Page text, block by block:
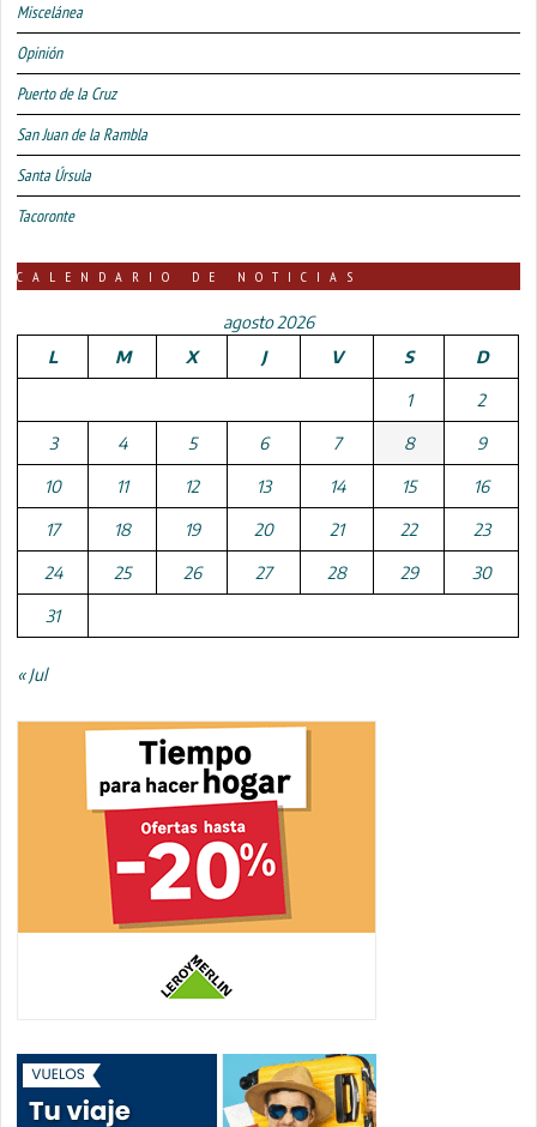
Miscelánea
Opinión
Puerto de la Cruz
San Juan de la Rambla
Santa Úrsula
Tacoronte
CALENDARIO DE NOTICIAS
agosto 2026
L
M X J V S D
1 2
3 4 5 6 7 8 9
10 11 12 13 14 15 16
17 18 19 20 21 22 23
24 25 26 27 28 29 30
31
« Jul